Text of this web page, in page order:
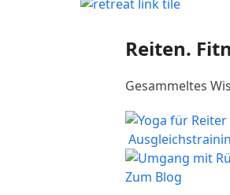
Reiten.
Gesammeltes
Zum Blog